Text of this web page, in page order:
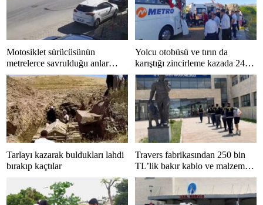
Motosiklet sürücüsünün
metrelerce savrulduğu anlar
güvenlik kamerasında
Yolcu otobüsü ve tırın da
karıştığı zincirleme kazada 24
kişi yaralandı
Tarlayı kazarak buldukları lahdi
bırakıp kaçtılar
Travers fabrikasından 250 bin
TL’lik bakır kablo ve malzeme
çalan 5 kişi tutuklandı